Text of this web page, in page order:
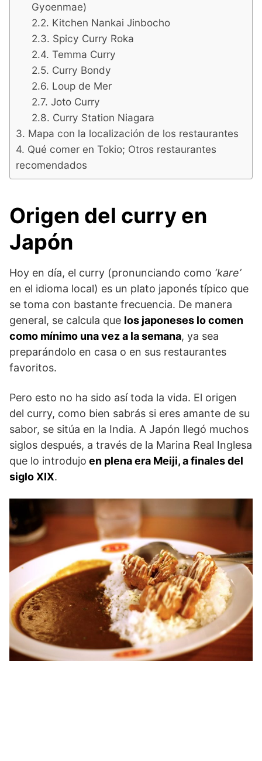
Gyoenmae)
Kitchen Nankai Jinbocho
Spicy Curry Roka
Temma Curry
Curry Bondy
Loup de Mer
Joto Curry
Curry Station Niagara
Mapa con la localización de los restaurantes
Qué comer en Tokio; Otros restaurantes
recomendados
Origen del curry en
Japón
Hoy en día, el curry (pronunciando como ‘kare’
en el idioma local) es un plato japonés típico que
se toma con bastante frecuencia. De manera
general, se calcula que los japoneses lo comen
como mínimo una vez a la semana, ya sea
preparándolo en casa o en sus restaurantes
favoritos.
Pero esto no ha sido así toda la vida. El origen
del curry, como bien sabrás si eres amante de su
sabor, se sitúa en la India. A Japón llegó muchos
siglos después, a través de la Marina Real Inglesa
que lo introdujo en plena era Meiji, a finales del
siglo XIX.